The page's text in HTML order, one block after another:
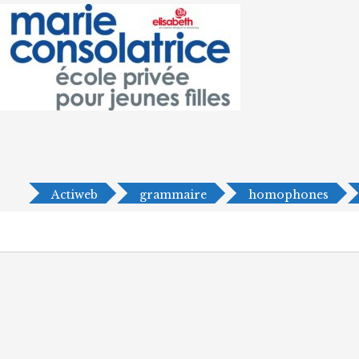
Actiweb grammaire homophones